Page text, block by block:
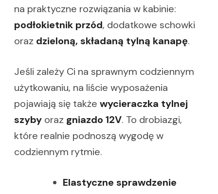
na praktyczne rozwiązania w kabinie:
podłokietnik przód, dodatkowe schowki
oraz dzieloną, składaną tylną kanapę.
Jeśli zależy Ci na sprawnym codziennym
użytkowaniu, na liście wyposażenia
pojawiają się także wycieraczka tylnej
szyby oraz gniazdo 12V. To drobiazgi,
które realnie podnoszą wygodę w
codziennym rytmie.
Elastyczne sprawdzenie